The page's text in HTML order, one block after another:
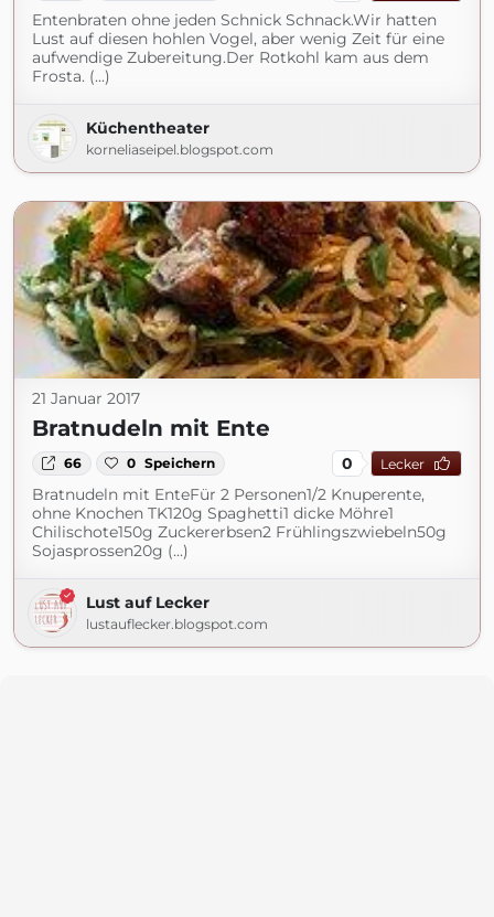
Entenbraten ohne jeden Schnick Schnack.Wir hatten
Lust auf diesen hohlen Vogel, aber wenig Zeit für eine
aufwendige Zubereitung.Der Rotkohl kam aus dem
Frosta. (...)
Küchentheater
korneliaseipel.blogspot.com
21 Januar 2017
Bratnudeln mit Ente
66 0 Speichern 0 Lecker
Bratnudeln mit EnteFür 2 Personen1/2 Knuperente,
ohne Knochen TK120g Spaghetti1 dicke Möhre1
Chilischote150g Zuckererbsen2 Frühlingszwiebeln50g
Sojasprossen20g (...)
Lust auf Lecker
lustauflecker.blogspot.com